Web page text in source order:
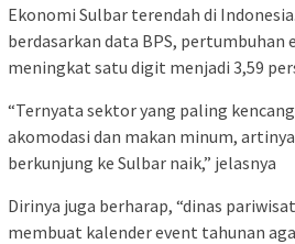
Ekonomi Sulbar terendah di
berdasarkan data BPS, pertumbuhan
meningkat satu digit menjadi 3,59
“Ternyata sektor yang paling
akomodasi dan makan minum,
berkunjung ke Sulbar naik,” jelasnya
Dirinya juga berharap, “dinas
membuat kalender event tahunan